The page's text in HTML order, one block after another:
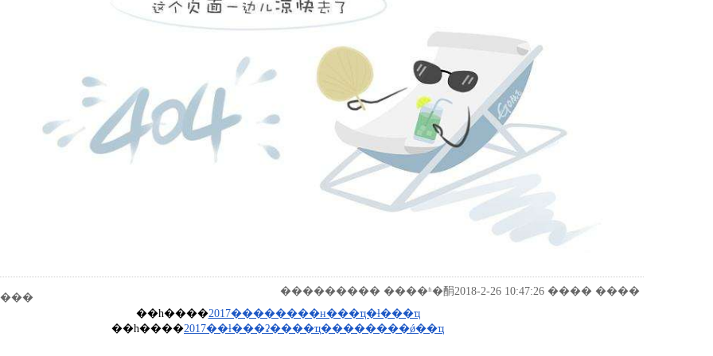
��������� ����ʱ�䣺2018-2-26 10:47:26 ���� ����
��һ����2017��������н���ҵ�ƚ���ҵ
��һ����2017��ƚ���ʡ����ҵ��������ǿ��ҵ